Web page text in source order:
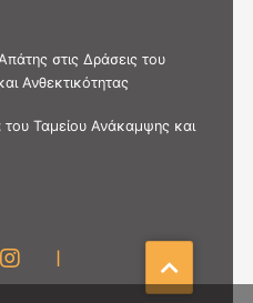
στις Δράσεις του
Ανθεκτικότητας
του Ταμείου Ανάκαμψης και
|